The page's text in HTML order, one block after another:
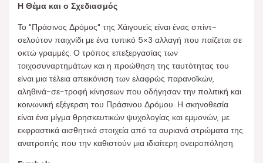
Η Θέμα και ο Σχεδιασμός
Το "Πράσινος Δρόμος" της Χάιγουεϊς είναι ένας σπίντ-
σελούτον παιχνίδι με ένα τυπικό 5×3 αλλαγή που παίζεται σε
οκτώ γραμμές. Ο τρόπος επεξεργασίας των
τοιχοσυναρτημάτων και η προώθηση της ταυτότητας του
είναι μια τέλεια απεικόνιση των ελαφρώς παρανοϊκών,
αληθινά-σε-τροφή κίνησεων που οδήγησαν την πολιτική και
κοινωνική εξέγερση του Πράσινου Δρόμου. Η σκηνοθεσία
είναι ένα μίγμα θρησκευτικών ψυχολογίας και εμμονών, με
εκφραστικά αισθητικά στοιχεία από τα αυριανά στρώματα της
ανατροπής που την καθιστούν μια ιδιαίτερη ονειροπόληση.